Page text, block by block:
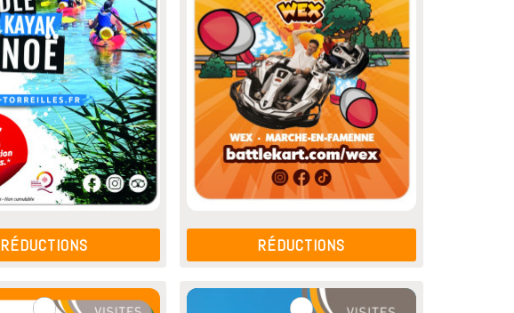
RÉDUCTIONS RÉDUCTIONS